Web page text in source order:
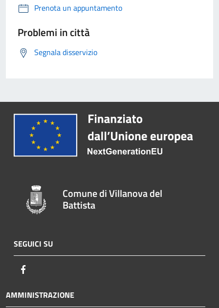
Prenota un appuntamento
Problemi in città
Segnala disservizio
Comune di Villanova del
Battista
SEGUICI SU
AMMINISTRAZIONE